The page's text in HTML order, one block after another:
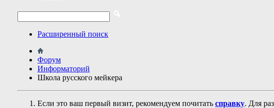
Расширенный поиск
Форум
Информаторий
Школа русского мейкера
Если это ваш первый визит, рекомендуем почитать справку. Для